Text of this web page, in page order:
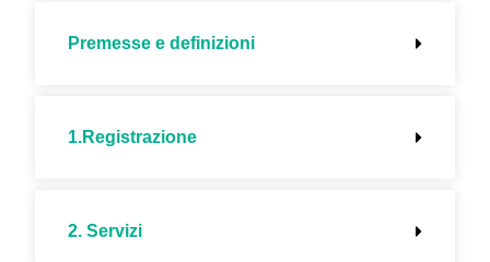
Premesse e definizioni
1.Registrazione
2. Servizi